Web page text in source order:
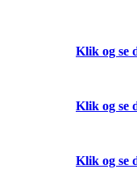
Klik og se
Klik og se
Klik og se